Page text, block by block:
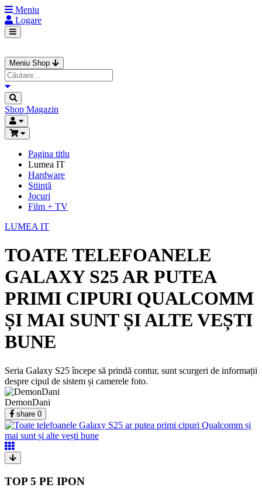
Meniu
Logare
Meniu Shop
Shop Magazin
Pagina titlu
Lumea IT
Hardware
Ştiinţă
Jocuri
Film + TV
LUMEA IT
TOATE TELEFOANELE
GALAXY S25 AR PUTEA
PRIMI CIPURI QUALCOMM
ȘI MAI SUNT ȘI ALTE VEȘTI
BUNE
Seria Galaxy S25 începe să prindă contur, sunt scurgeri de informații
despre cipul de sistem și camerele foto.
DemonDani
share 0
TOP 5 PE IPON